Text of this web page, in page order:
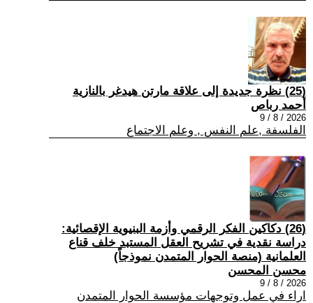
(25) نظرة جديدة إلى علاقة مارتن هيدغر بالنازية
أحمد رباص
2026 / 8 / 9
الفلسفة ,علم النفس , وعلم الاجتماع
(26) دكاكين الفكر الرقمي وأزمة البنيوية الإقصائية:
دراسة نقدية في تشريح العقل المستبد خلف قناع
العلمانية (منصة الحوار المتمدن نموذجاً)
محسن المحسن
2026 / 8 / 9
اراء في عمل وتوجهات مؤسسة الحوار المتمدن